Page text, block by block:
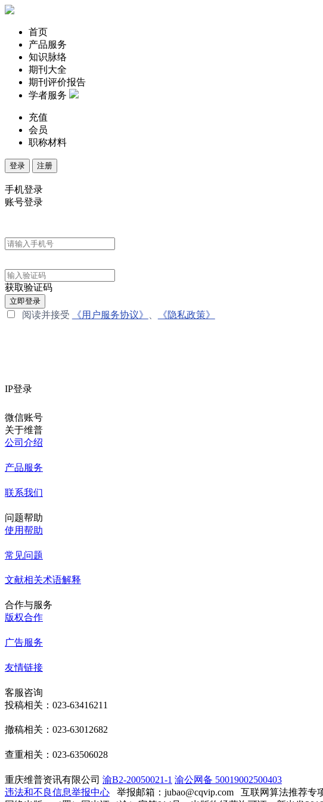
首页
产品服务
知识脉络
期刊大全
期刊评价报告
学者服务
充值
会员
职称材料
登录 注册
手机登录
账号登录
获取验证码
立即登录
阅读并接受 《用户服务协议》 《隐私政策》
IP登录
微信账号
关于维普
公司介绍
产品服务
联系我们
问题帮助
使用帮助
常见问题
文献相关术语解释
合作与服务
版权合作
广告服务
友情链接
客服咨询
投稿相关：023-63416211
撤稿相关：023-63012682
查重相关：023-63506028
重庆维普资讯有限公司 渝B2-20050021-1 渝公网备 50019002500403
违法和不良信息举报中心 举报邮箱：jubao@cqvip.com 互联网算法推荐专